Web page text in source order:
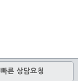
빠른 상담요청